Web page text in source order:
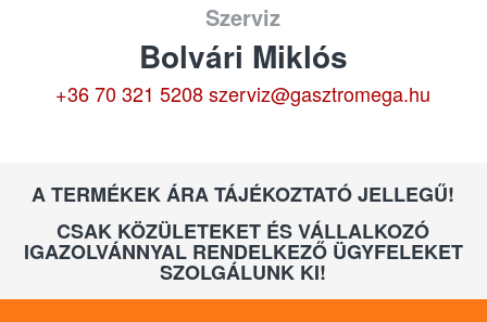
Szerviz
Bolvári Miklós
+36 70 321 5208 szerviz@gasztromega.hu
A TERMÉKEK ÁRA TÁJÉKOZTATÓ JELLEGŰ!
CSAK KÖZÜLETEKET ÉS VÁLLALKOZÓ
IGAZOLVÁNNYAL RENDELKEZŐ ÜGYFELEKET
SZOLGÁLUNK KI!